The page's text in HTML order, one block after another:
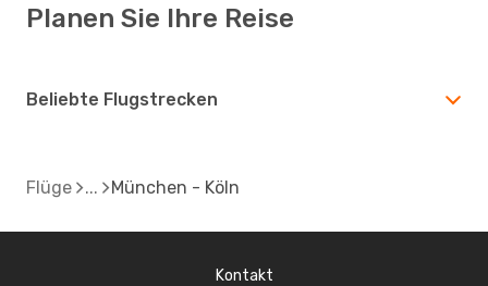
Planen Sie Ihre Reise
Beliebte Flugstrecken
Flüge München - Köln
Kontakt